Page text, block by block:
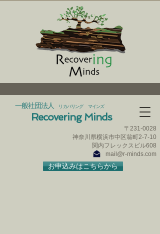
一般社団法人 リカバリング マインズ
Recovering Minds
〒231‐0028
神奈川県横浜市中区翁町2-7-10
​関内フレックスビル608
mail@r-minds.com
お申込みはこちらから